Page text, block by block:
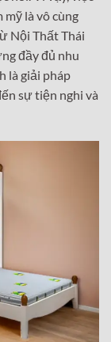
là vô cùng
Nội Thất Thái
đầy đủ nhu
là giải pháp
sự tiện nghi và